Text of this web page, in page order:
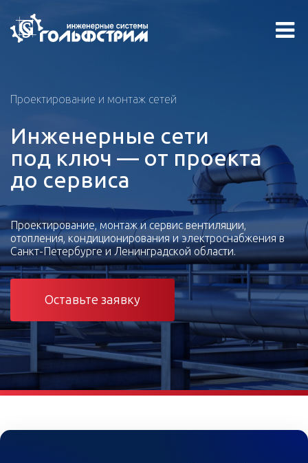
Проектирование и монтаж сетей
Инженерные сети
под ключ — от проекта
до сервиса
Проектирование, монтаж и сервис вентиляции,
отопления, кондиционирования и электроснабжения в
Санкт-Петербурге и Ленинградской области.
Оставьте заявку